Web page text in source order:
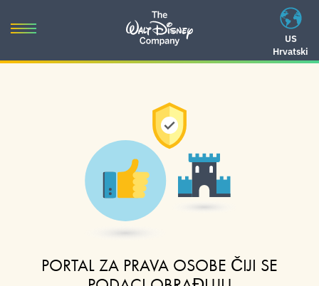
US
Hrvatski
Toggle
PORTAL ZA PRAVA OSOBE ČIJI SE